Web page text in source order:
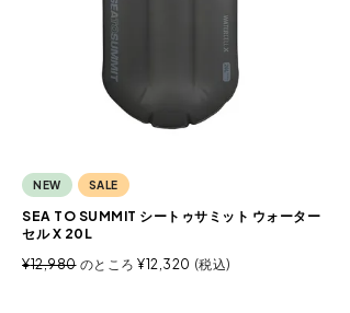
NEW SALE
SEA TO SUMMIT シートゥサミット ウォーター
セル X 20L
¥12,980 のところ ¥12,320 税込